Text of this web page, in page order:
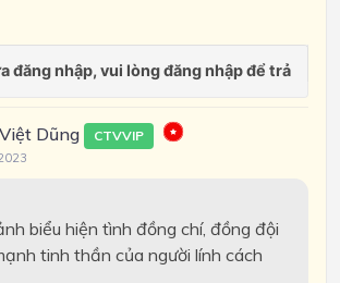
Dũng CTVVIP
biểu hiện tình đồng chí, đồng đội
tinh thần của người lính cách